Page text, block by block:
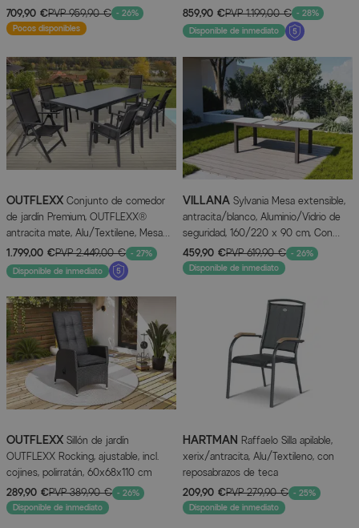
certificado FSC®
709,90 €PVP959,90 € - 26%
Pocos disponibles
resistente a la intemperie, alta
capacidad de carga
859,90 €PVP1.199,00 € - 28%
Disponible de inmediato
OUTFLEXX Conjunto de comedor
de jardín Premium, OUTFLEXX®
antracita mate, Alu/Textilene, Mesa
180/240x100cm, 6 sillones apilables, 2
sillas plegables
1.799,00 €PVP2.449,00 € - 27%
Disponible de inmediato
VILLANA Sylvania Mesa extensible,
antracita/blanco, Aluminio/Vidrio de
seguridad, 160/220 x 90 cm, Con
recubrimiento en polvo, Resistente a
rayos UV, Con tapas protectoras
459,90 €PVP619,90 € - 26%
Disponible de inmediato
OUTFLEXX Sillón de jardín
OUTFLEXX Rocking, ajustable, incl.
cojines, polirratán, 60x68x110 cm
289,90 €PVP389,90 € - 26%
Disponible de inmediato
HARTMAN Raffaelo Silla apilable,
xerix/antracita, Alu/Textileno, con
reposabrazos de teca
209,90 €PVP279,90 € - 25%
Disponible de inmediato